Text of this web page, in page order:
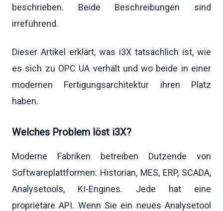
beschrieben. Beide Beschreibungen sind
irreführend.
Dieser Artikel erklärt, was i3X tatsächlich ist, wie
es sich zu OPC UA verhält und wo beide in einer
modernen Fertigungsarchitektur ihren Platz
haben.
Welches Problem löst i3X?
Moderne Fabriken betreiben Dutzende von
Softwareplattformen: Historian, MES, ERP, SCADA,
Analysetools, KI-Engines. Jede hat eine
proprietäre API. Wenn Sie ein neues Analysetool